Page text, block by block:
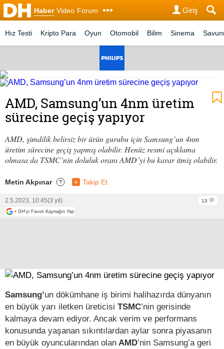
Haber Video Forum Giriş
Hız Testi Kripto Para Oyun Otomobil Bilim Sinema
AMD, Samsung’un 4nm üretim
sürecine geçiş yapıyor
AMD, şimdilik belirsiz bir ürün gurubu için Samsung’un 4nm
üretim sürecine geçiş yapmış olabilir. Henüz resmi açıklama
olmasa da TSMC’nin doluluk oranı AMD’yi bu karar itmiş olabilir.
Metin Akpınar ? + Takip Et
2.5.2023, 10:45(3 yıl)
13
+ DH'yi Favori Kaynağın Yap
Samsung’un dökümhane iş birimi halihazırda dünyanın
en büyük yarı iletken üreticisi TSMC’nin gerisinde
kalmaya devam ediyor. Ancak verim ve performans
konusunda yaşanan sıkıntılardan aylar sonra piyasanın
en büyük oyuncularından olan AMD’nin Samsung’a geri